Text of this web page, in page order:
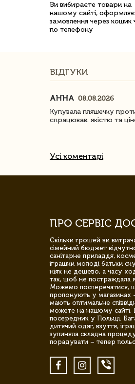
Ви вибираєте товари на
нашому сайті,
замовлення через кошик
по телефону
ВІДГУКИ
АННА 08.08.2026
Купувала пляшечку
спрацював. якістю та
Усі коментарі
ПРО СЕРВІС
Скільки грошей ви
сімейний бюджет
санітарне приладдя,
іграшки молоді батьки
ніяк не дешево, а часу
так, щоб не постраждала
Можемо посперечатися,
пропонують у магазинах
мають оптимальне
можете на нашому сайті.
посередник у Польщі.
дитячий одяг, взуття,
зупиняла складна
порадувати – тепер